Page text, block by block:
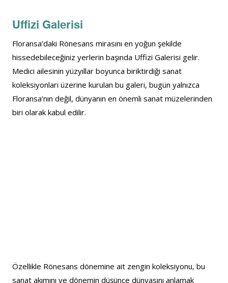
Uffizi Galerisi
Floransa’daki Rönesans mirasını en yoğun şekilde
hissedebileceğiniz yerlerin başında Uffizi Galerisi gelir.
Medici ailesinin yüzyıllar boyunca biriktirdiği sanat
koleksiyonları üzerine kurulan bu galeri, bugün yalnızca
Floransa’nın değil, dünyanın en önemli sanat müzelerinden
biri olarak kabul edilir.
Özellikle Rönesans dönemine ait zengin koleksiyonu, bu
sanat akımını ve dönemin düşünce dünyasını anlamak